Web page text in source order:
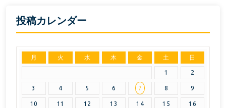
投稿カレンダー
月 火 水 木 金 土 日
1 2
3 4 5 6 7 8 9
10 11 12 13 14 15 16